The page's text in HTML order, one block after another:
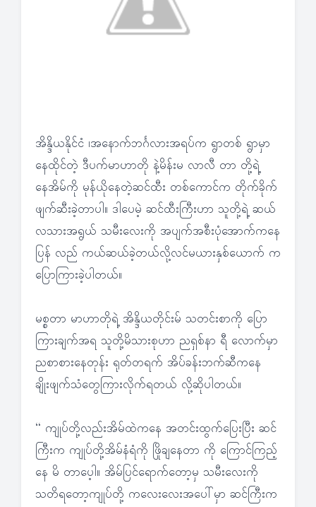
အိန္ဒိယနိုင်ငံ ၊အနောက်ဘင်္ဂလားအရပ်က ရွာတစ် ရွာမှာ
နေထိုင်တဲ့ ဒီပက်မာဟာတို နဲ့မိန်းမ လာလီ တာ တို့ရဲ့
နေအိမ်ကို မုန်ယိုနေတဲ့ဆင်ထီး တစ်ကောင်က တိုက်ခိုက်
ဖျက်ဆီးခဲ့တာပါ။ ဒါပေမဲ့ ဆင်ထီးကြီးဟာ သူတို့ရဲ့ ဆယ်
လသားအရွယ် သမီးလေးကို အပျက်အစီးပုံအောက်ကနေ
ပြန် လည် ကယ်ဆယ်ခဲ့တယ်လို့လင်မယားနှစ်ယောက် က
ပြောကြားခဲ့ပါတယ်။
မစ္စတာ မာဟာတိုရဲ့ အိန္ဒိယတိုင်းမ် သတင်းစာကို ပြော
ကြားချက်အရ သူတို့မိသားစုဟာ ညရှစ်နာ ရီ လောက်မှာ
ညစာစားနေတုန်း ရုတ်တရက် အိပ်ခန်းဘက်ဆီကနေ
ချိုးဖျက်သံတွေကြားလိုက်ရတယ် လို့ဆိုပါတယ်။
“ ကျုပ်တို့လည်းအိမ်ထဲကနေ အတင်းထွက်ပြေးပြီး ဆင်
ကြီးက ကျုပ်တို့အိမ်နံရံကို ဖြိုချနေတာ ကို ကြောင်ကြည့်
နေ မိ တာပေ့ါ။ အိမ်ပြင်ရောက်တော့မှ သမီးလေးကို
သတိရတော့ကျုပ်တို့ ကလေးလေးအပေါ်မှာ ဆင်ကြီးက